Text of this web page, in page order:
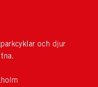
och djur